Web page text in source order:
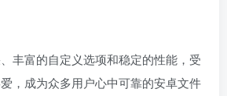
丰富的自定义选项和稳定的性能，受
，成为众多用户心中可靠的安卓文件